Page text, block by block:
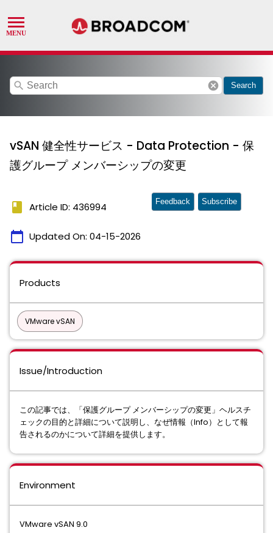
search cancel Search
vSAN 健全性サービス - Data Protection - 保
護グループ メンバーシップの変更
book Article ID: 436994
calendar_today Updated On: 04-15-2026
Feedback Subscribe
Products
VMware vSAN
Issue/Introduction
この記事では、「保護グループ メンバーシップの変更」ヘルスチ
ェックの目的と詳細について説明し、なぜ情報（Info）として報
告されるのかについて詳細を提供します。
Environment
VMware vSAN 9.0